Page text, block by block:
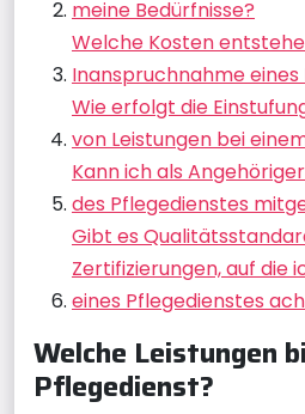
meine Bedürfnisse?
Welche Kosten
Inanspruchnahme
Wie erfolgt die
von Leistungen bei
Kann ich als
des Pflegedienstes
Gibt es
Zertifizierungen, auf die
eines Pflegedienstes
Welche Leistungen
Pflegedienst?